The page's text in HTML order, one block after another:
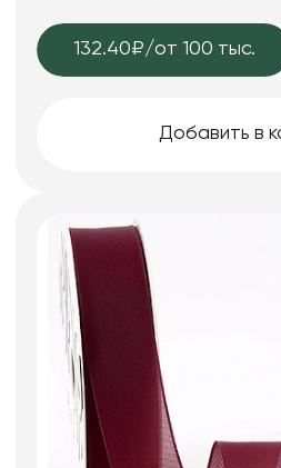
132.40₽/от 100 тыс.
Добавить в